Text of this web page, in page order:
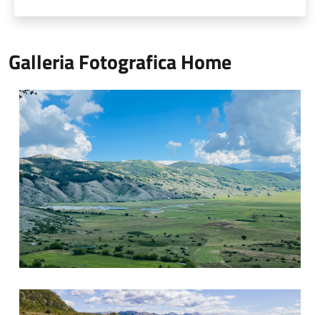
Galleria Fotografica Home
Altopiano di Rascino
Poggio Poponesco